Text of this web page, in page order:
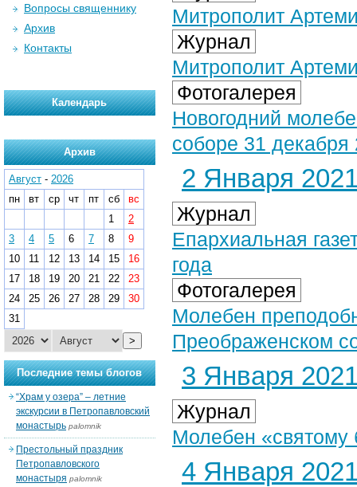
Митрополит
Журнал
Митрополит
Фотогалерея
Новогодний
соборе 31 декабря
2 Января 2021
Журнал
Епархиальная
года
Фотогалерея
Молебен
Преображенском
3 Января 2021
Журнал
Молебен «святому
4 Января 2021
Вопросы священнику
Архив
Контакты
Календарь
Архив
Август - 2026
пн
вт ср чт пт сб
вс
1
2
3
4 5 6 7 8
9
10
11 12 13 14 15
16
17
18 19 20 21 22
23
24
25 26 27 28 29
30
31
>
Последние темы блогов
“Храм у озера” – летние
экскурсии в Петропавловский
монастырь palomnik
Престольный праздник
Петропавловского
монастыря palomnik